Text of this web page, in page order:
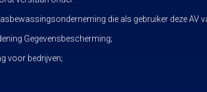
die als gebruiker deze AV
Gegevensbescherming;
voor bedrijven;